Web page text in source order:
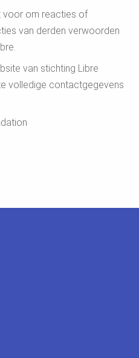
voor om reacties of
van derden verwoorden
van stichting Libre
volledige contactgegevens